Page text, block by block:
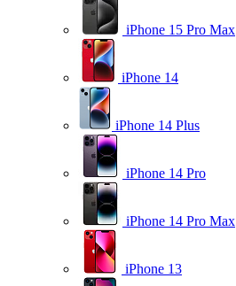
iPhone 15 Pro Max
iPhone 14
iPhone 14 Plus
iPhone 14 Pro
iPhone 14 Pro Max
iPhone 13